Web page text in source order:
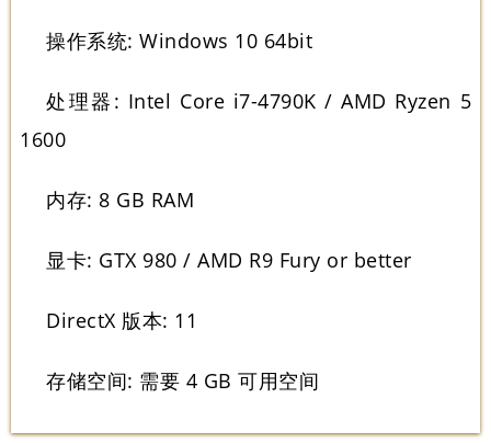
操作系统: Windows 10 64bit
处理器: Intel Core i7-4790K / AMD Ryzen 5
1600
内存: 8 GB RAM
显卡: GTX 980 / AMD R9 Fury or better
DirectX 版本: 11
存储空间: 需要 4 GB 可用空间